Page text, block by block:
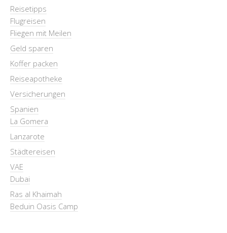
Reisetipps
Flugreisen
Fliegen mit Meilen
Geld sparen
Koffer packen
Reiseapotheke
Versicherungen
Spanien
La Gomera
Lanzarote
Städtereisen
VAE
Dubai
Ras al Khaimah
Beduin Oasis Camp